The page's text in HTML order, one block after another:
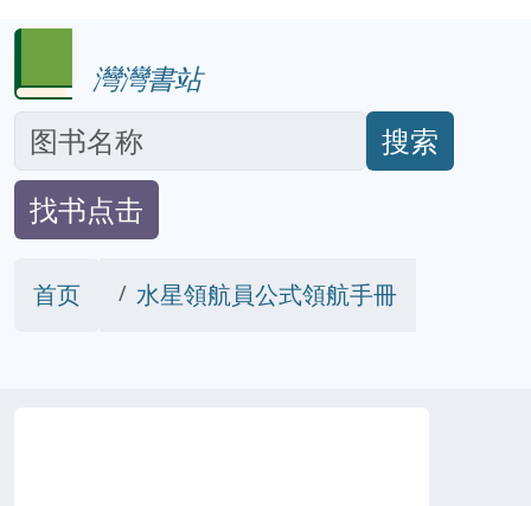
灣灣書站
搜索
找书点击
首页 水星領航員公式領航手冊